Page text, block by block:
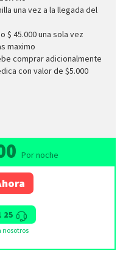
una vez a la llegada del
$ 45.000 una sola vez
maximo
comprar adicionalmente
con valor de $5.000
Por noche
25